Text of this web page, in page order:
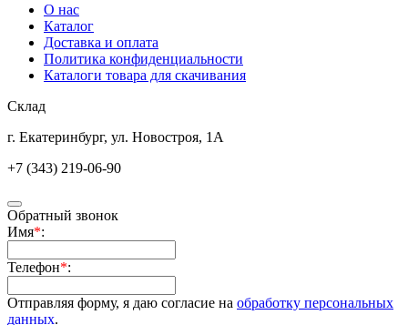
О нас
Каталог
Доставка и оплата
Политика конфиденциальности
Каталоги товара для скачивания
Склад
г. Екатеринбург, ул. Новостроя, 1А
+7 (343) 219-06-90
Обратный звонок
Имя*:
Телефон*:
Отправляя форму, я даю согласие на обработку персональных
данных.